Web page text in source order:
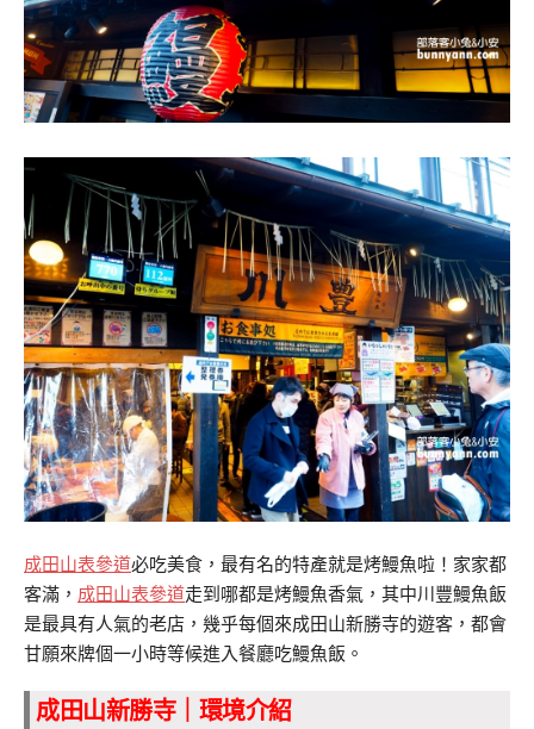
成田山表參道必吃美食，最有名的特產就是烤鰻魚啦！家家都
客滿， 成田山表參道走到哪都是烤鰻魚香氣，其中川豐鰻魚飯
是最具有人氣的老店，幾乎每個來成田山新勝寺的遊客，都會
甘願來牌個一小時等候進入餐廳吃鰻魚飯。
成田山新勝寺｜環境介紹